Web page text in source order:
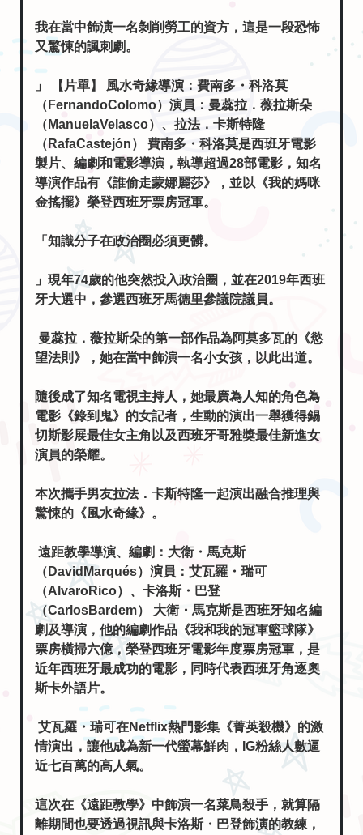
我在當中飾演一名剝削勞工的資方，這是一段恐怖
又驚悚的諷刺劇。
」 【片單】 風水奇緣導演：費南多・科洛莫
（FernandoColomo）演員：曼蕊拉．薇拉斯朵
（ManuelaVelasco）、拉法．卡斯特隆
（RafaCastejón） 費南多・科洛莫是西班牙電影
製片、編劇和電影導演，執導超過28部電影，知名
導演作品有《誰偷走蒙娜麗莎》，並以《我的媽咪
金搖擺》榮登西班牙票房冠軍。
「知識分子在政治圈必須更髒。
」現年74歲的他突然投入政治圈，並在2019年西班
牙大選中，參選西班牙馬德里參議院議員。
曼蕊拉．薇拉斯朵的第一部作品為阿莫多瓦的《慾
望法則》，她在當中飾演一名小女孩，以此出道。
隨後成了知名電視主持人，她最廣為人知的角色為
電影《錄到鬼》的女記者，生動的演出一舉獲得錫
切斯影展最佳女主角以及西班牙哥雅獎最佳新進女
演員的榮耀。
本次攜手男友拉法．卡斯特隆一起演出融合推理與
驚悚的《風水奇緣》。
遠距教學導演、編劇：大衛・馬克斯
（DavidMarqués）演員：艾瓦羅・瑞可
（AlvaroRico）、卡洛斯・巴登
（CarlosBardem） 大衛・馬克斯是西班牙知名編
劇及導演，他的編劇作品《我和我的冠軍籃球隊》
票房橫掃六億，榮登西班牙電影年度票房冠軍，是
近年西班牙最成功的電影，同時代表西班牙角逐奧
斯卡外語片。
艾瓦羅・瑞可在Netflix熱門影集《菁英殺機》的激
情演出，讓他成為新一代螢幕鮮肉，IG粉絲人數逼
近七百萬的高人氣。
這次在《遠距教學》中飾演一名菜鳥殺手，就算隔
離期間也要透過視訊與卡洛斯・巴登飾演的教練，